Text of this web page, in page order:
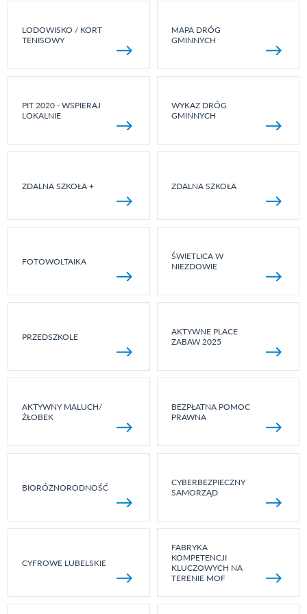
LODOWISKO / KORT
TENISOWY
MAPA DRÓG
GMINNYCH
PIT 2020 - WSPIERAJ
LOKALNIE
WYKAZ DRÓG
GMINNYCH
ZDALNA SZKOŁA + ZDALNA SZKOŁA
FOTOWOLTAIKA
ŚWIETLICA W
NIEZDOWIE
PRZEDSZKOLE
AKTYWNE PLACE
ZABAW 2025
AKTYWNY MALUCH/
ŻŁOBEK
BEZPŁATNA POMOC
PRAWNA
BIORÓŻNORODNOŚĆ
CYBERBEZPIECZNY
SAMORZĄD
CYFROWE LUBELSKIE
FABRYKA
KOMPETENCJI
KLUCZOWYCH NA
TERENIE MOF